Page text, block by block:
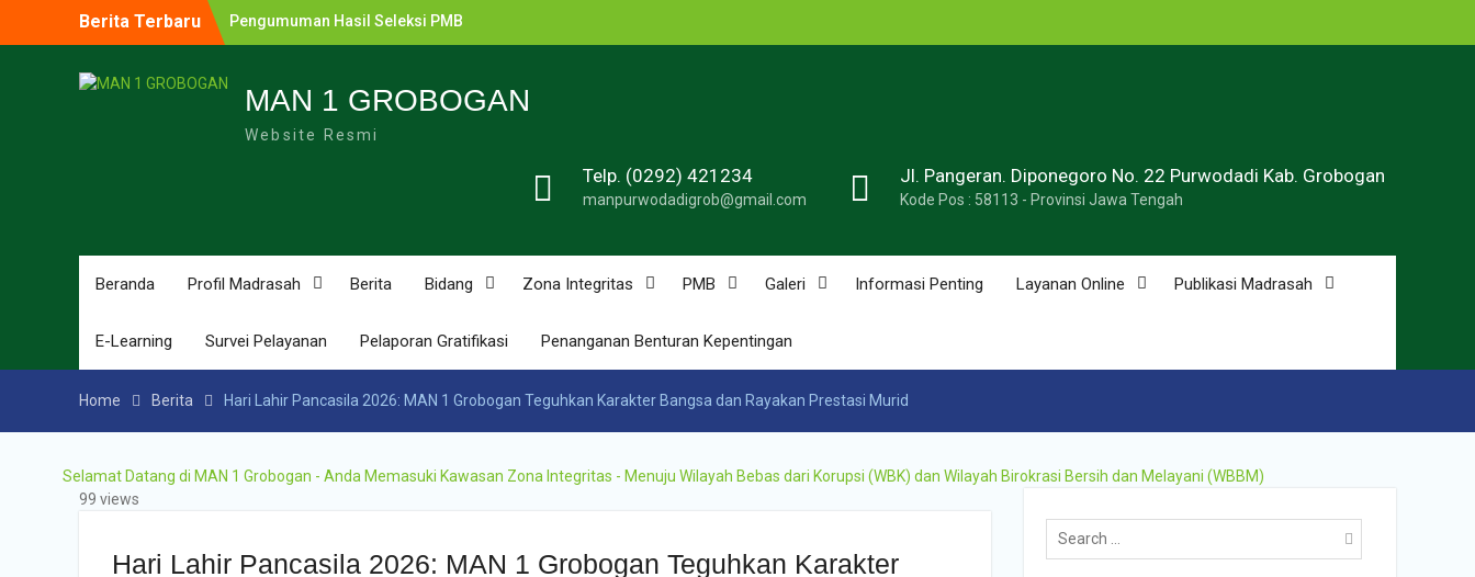
Berita Terbaru
Pengumuman Hasil Seleksi PMB
Gelombang 2 MAN 1 Grobogan Tahun
Pengumuman Hasil Seleksi PMB MAN 1
Grobogan Program Boarding Sains,
Olimpiade, Tahfidz, Olahraga Tahun
(PMB) MAN 1 Grobogan Tahun Ajaran
Program Unggulan MAN 1 Grobogan
Tahun Pelajaran 2025-2026
MAN 1 GROBOGAN
Website Resmi
Telp. (0292) 421234
manpurwodadigrob@gmail.com
Jl. Pangeran. Diponegoro No. 22 Purwodadi Kab. Grobogan
Kode Pos : 58113 - Provinsi Jawa Tengah
Beranda Profil Madrasah Berita Bidang Zona Integritas PMB Galeri Informasi Penting Layanan Online Publikasi Madrasah
E-Learning Survei Pelayanan Pelaporan Gratifikasi Penanganan Benturan Kepentingan
Home Berita Hari Lahir Pancasila 2026: MAN 1 Grobogan Teguhkan Karakter Bangsa dan Rayakan Prestasi Murid
Selamat Datang di MAN 1 Grobogan - Anda Memasuki Kawasan Zona Integritas - Menuju Wilayah Bebas dari Korupsi (WBK) dan Wilayah Birokrasi Bersih dan Melayani (WBBM)
99 views
Hari Lahir Pancasila 2026: MAN 1 Grobogan Teguhkan Karakter